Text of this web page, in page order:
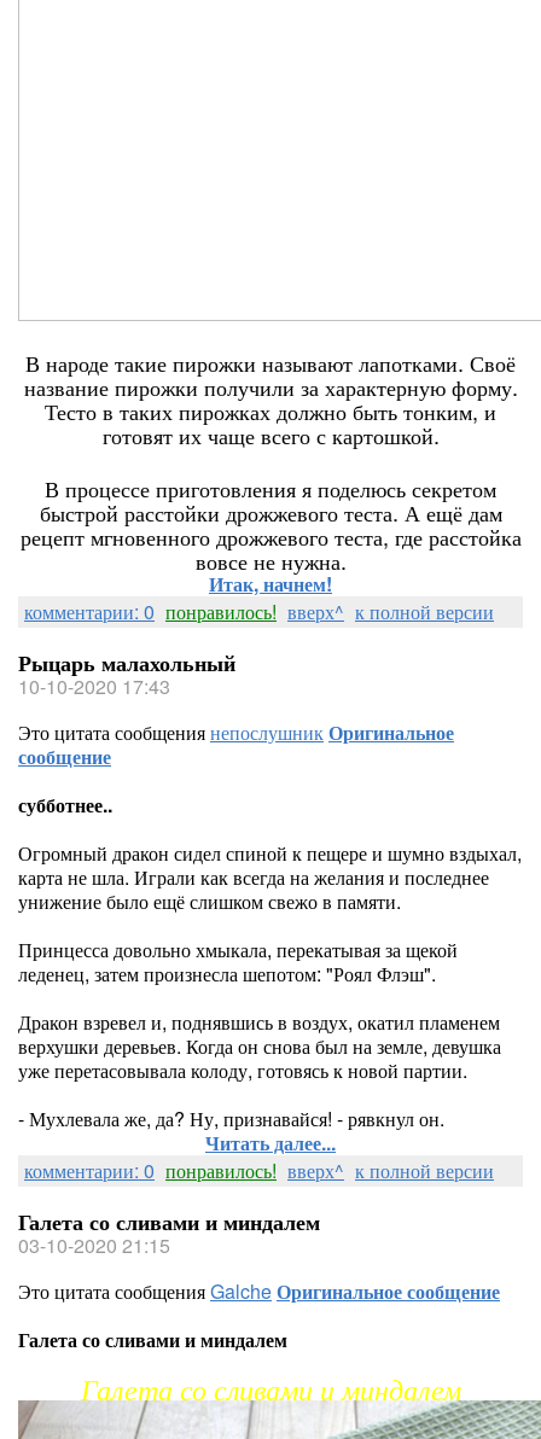
В народе такие пирожки называют лапотками. Своё
название пирожки получили за характерную форму.
Тесто в таких пирожках должно быть тонким, и
готовят их чаще всего с картошкой.
В процессе приготовления я поделюсь секретом
быстрой расстойки дрожжевого теста. А ещё дам
рецепт мгновенного дрожжевого теста, где расстойка
вовсе не нужна.
Итак, начнем!
комментарии: 0 понравилось! вверх^ к полной версии
Рыцарь малахольный
10-10-2020 17:43
Это цитата сообщениянепослушникОригинальное
сообщение
субботнее..
Огромный дракон сидел спиной к пещере и шумно вздыхал,
карта не шла. Играли как всегда на желания и последнее
унижение было ещё слишком свежо в памяти.
Принцесса довольно хмыкала, перекатывая за щекой
леденец, затем произнесла шепотом: "Роял Флэш".
Дракон взревел и, поднявшись в воздух, окатил пламенем
верхушки деревьев. Когда он снова был на земле, девушка
уже перетасовывала колоду, готовясь к новой партии.
- Мухлевала же, да? Ну, признавайся! - рявкнул он.
Читать далее...
комментарии: 0 понравилось! вверх^ к полной версии
Галета со сливами и миндалем
03-10-2020 21:15
Это цитата сообщенияGalcheОригинальное сообщение
Галета со сливами и миндалем
Галета со сливами и миндалем